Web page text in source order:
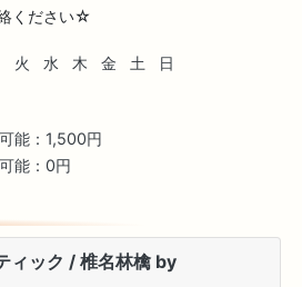
ください☆
火 水 木 金 土 日
能：1,500円
能：0円
ィック / 椎名林檎 by